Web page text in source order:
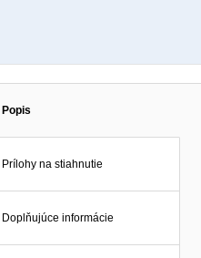
Popis
Prílohy na stiahnutie
Doplňujúce informácie